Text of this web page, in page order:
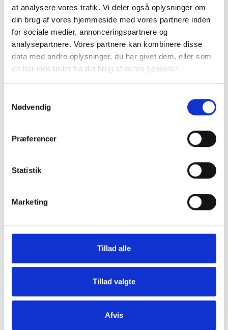
at analysere vores trafik. Vi deler også oplysninger om
din brug af vores hjemmeside med vores partnere inden
for sociale medier, annonceringspartnere og
analysepartnere. Vores partnere kan kombinere disse
data med andre oplysninger, du har givet dem, eller som
de har indsamlet fra din brug af deres tjenester.
Nødvendig
Præferencer
Statistik
Marketing
Tillad alle
Tillad valgte
Afvis
PRINT
589,00DKK
Model/varenr.:
X-small
Small
BLÅ KING LOUIE
599,00DKK
239,60DKK
10404 439
X-small
-50%